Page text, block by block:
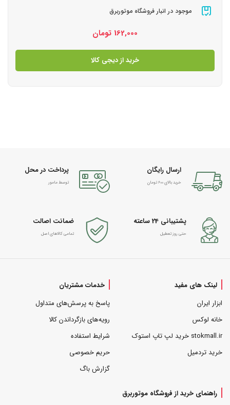
موجود در انبار فروشگاه موتوربرق
162,000 تومان
خرید از دیجی کالا
ارسال رایگان
خرید بالای 600 تومان
پرداخت در محل
توسط مامور
پشتیبانی 24 ساعته
حتی روز تعطیل
ضمانت اصالت
تمامی کالاهای اصل
لینک های مفید
ابزار ایران
خانه لوکس
stokmall.ir خرید لپ تاپ استوک
خرید تردمیل
خدمات مشتریان
پاسخ به پرسش‌های متداول
رویه‌های بازگرداندن کالا
شرایط استفاده
حریم خصوصی
گزارش باگ
راهنمای خرید از فروشگاه موتوربرق